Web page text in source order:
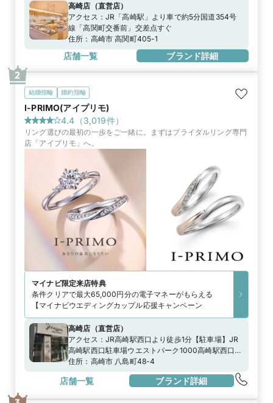
高崎店 （直営店）
アクセス： JR「高崎駅」より車で約5分国道354号
線「高関町交番前」交差点すぐ
住所： 高崎市 高関町405-1
店舗一覧 ブランド詳細
結婚指輪 婚約指輪
I-PRIMO(アイプリモ)
4.4 （3,019件）
リング選びの最初の一歩をご一緒に。まずはブライダルリング専門
店「アイプリモ」へ。
マイナビ限定来店特典
条件クリアで最大65,000円分の電子マネーがもらえる
【マイナビウエディングカップル応援キャンペーン
高崎店 （直営店）
アクセス： JR高崎駅西口より徒歩1分【駐車場】JR
高崎駅西口駐車場ウエストパーク1000高崎駅西口ペ
ガサス駐車場平和パーク旭町タイムズ日新パーク高
崎八島町※上記の駐車場をご利用頂いた場合、当店
滞在時間分の駐車場代を負担致しますので、駐車券
住所： 高崎市 八島町48-4
店舗一覧 ブランド詳細
2